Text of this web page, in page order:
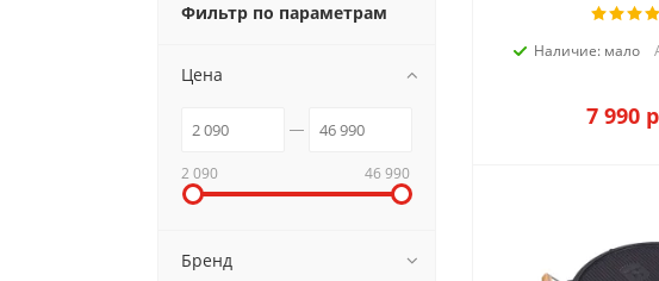
Наличие: мало
7 990
Фильтр по параметрам
Цена
2 090 46 990
Бренд